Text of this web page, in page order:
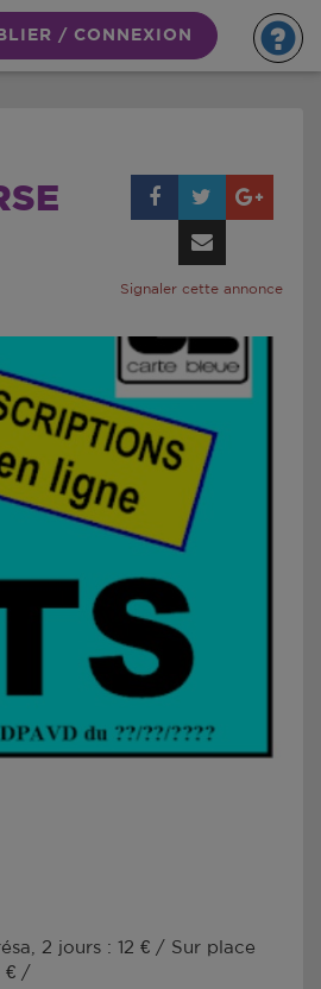
/ CONNEXION
Signaler cette annonce
2 jours : 12 € / Sur place
€ /